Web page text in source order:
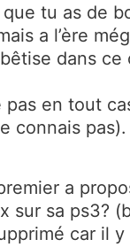
tu as de
a l’ère
dans ce
pas en tout
connais pas).
a
sur sa ps3?
car il y